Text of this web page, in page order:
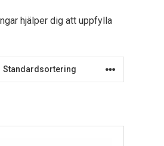
hjälper dig att uppfylla